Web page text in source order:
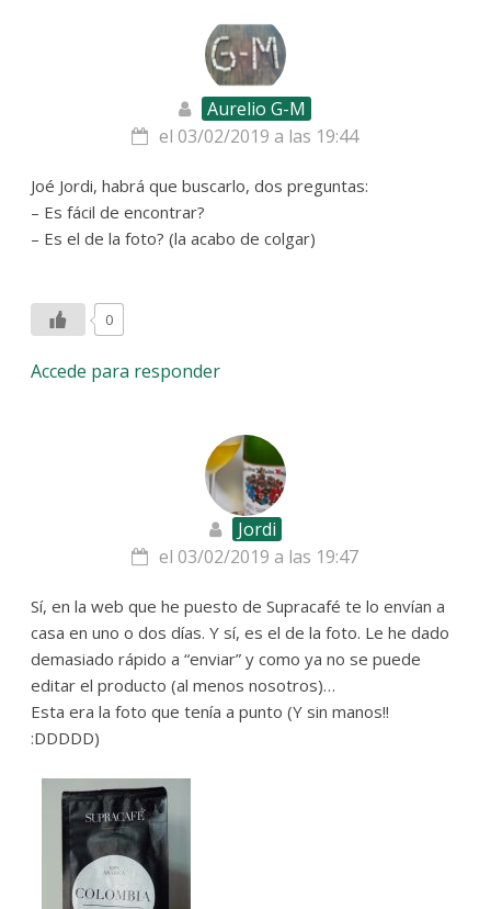
Aurelio G-M
el 03/02/2019 a las 19:44
Joé Jordi, habrá que buscarlo, dos preguntas:
– Es fácil de encontrar?
– Es el de la foto? (la acabo de colgar)
0
Accede para responder
Jordi
el 03/02/2019 a las 19:47
Sí, en la web que he puesto de Supracafé te lo envían a
casa en uno o dos días. Y sí, es el de la foto. Le he dado
demasiado rápido a “enviar” y como ya no se puede
editar el producto (al menos nosotros)…
Esta era la foto que tenía a punto (Y sin manos!!
:DDDDD)